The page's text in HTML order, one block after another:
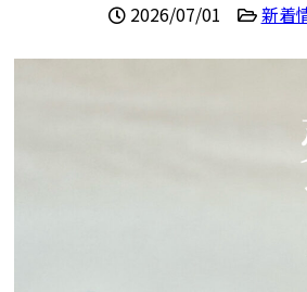
2026/07/01 新着